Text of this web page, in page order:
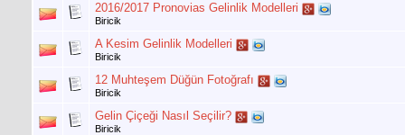
2016/2017 Pronovias Gelinlik Modelleri
Biricik
A Kesim Gelinlik Modelleri
Biricik
12 Muhteşem Düğün Fotoğrafı
Biricik
Gelin Çiçeği Nasıl Seçilir?
Biricik